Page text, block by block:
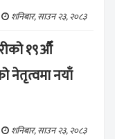
शनिबार, साउन २३, २०८३
१९औँ
नेतृत्वमा नयाँ
शनिबार, साउन २३, २०८३